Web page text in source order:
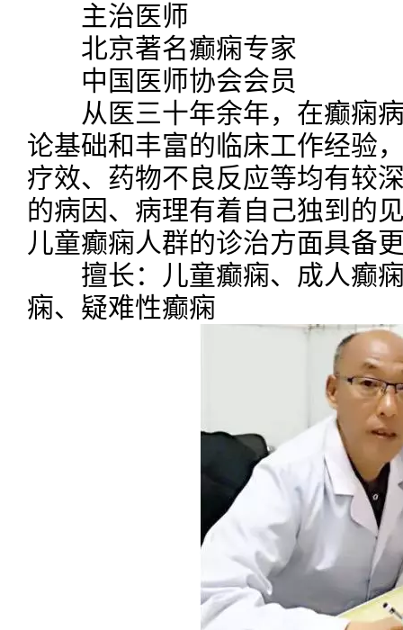
主治医师
北京著名癫痫专家
中国医师协会会员
从医三十年余年，在癫痫病
论基础和丰富的临床工作经验
疗效、药物不良反应等均有较
的病因、病理有着自己独到的
儿童癫痫人群的诊治方面具备
擅长：儿童癫痫、成人癫痫
痫、疑难性癫痫